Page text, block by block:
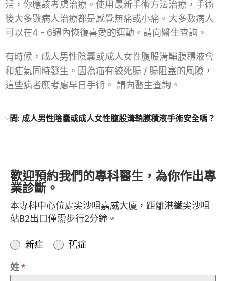
活，你應該考慮治療。使用最新手術方法治療，手術
後大多數病人治療都是感覺無痛或小痛。大多數病人
可以在4 - 6週內恢復喜愛的運動。請向醫生查詢。
有時候，成人男性陰囊或成人女性腹股溝鞘膜積液會
和疝氣同時發生。因為疝有絞死腸 / 腸阻塞的風險，
這些病者應考慮早日手術。 請向醫生查詢。
問: 成人男性陰囊或成人女性腹股溝鞘膜積液手術安全嗎？
歡迎預約我們的專科醫生，為你作出專
業診斷。
本專科中心位處尖沙咀嘉威大廈，距離港鐵尖沙咀
站B2出口僅需步行2分鐘。
新症 舊症
姓*